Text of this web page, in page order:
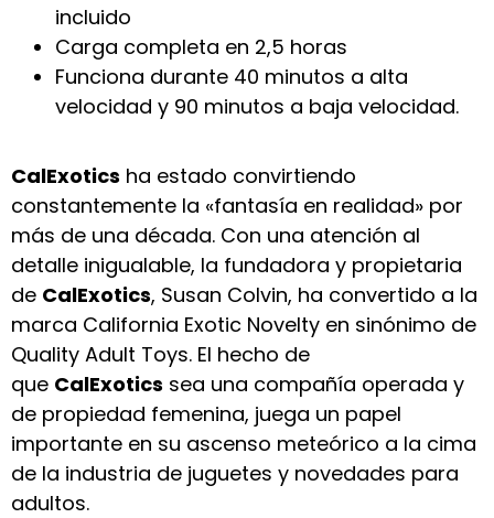
incluido
Carga completa en 2,5 horas
Funciona durante 40 minutos a alta
velocidad y 90 minutos a baja velocidad.
CalExotics ha estado convirtiendo
constantemente la «fantasía en realidad» por
más de una década. Con una atención al
detalle inigualable, la fundadora y propietaria
de CalExotics, Susan Colvin, ha convertido a la
marca California Exotic Novelty en sinónimo de
Quality Adult Toys. El hecho de
que CalExotics sea una compañía operada y
de propiedad femenina, juega un papel
importante en su ascenso meteórico a la cima
de la industria de juguetes y novedades para
adultos.